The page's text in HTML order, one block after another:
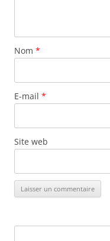
Nom *
E-mail *
Site web